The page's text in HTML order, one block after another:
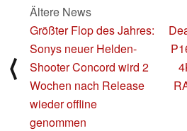
⟨
Ältere News
Größter Flop des Jahres:
Sonys neuer Helden-
Shooter Concord wird 2
Wochen nach Release
wieder offline
genommen